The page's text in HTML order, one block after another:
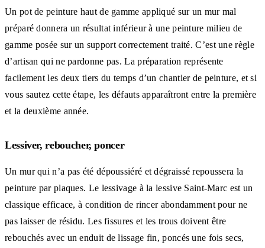
Un pot de peinture haut de gamme appliqué sur un mur mal
préparé donnera un résultat inférieur à une peinture milieu de
gamme posée sur un support correctement traité. C’est une règle
d’artisan qui ne pardonne pas. La préparation représente
facilement les deux tiers du temps d’un chantier de peinture, et si
vous sautez cette étape, les défauts apparaîtront entre la première
et la deuxième année.
Lessiver, reboucher, poncer
Un mur qui n’a pas été dépoussiéré et dégraissé repoussera la
peinture par plaques. Le lessivage à la lessive Saint-Marc est un
classique efficace, à condition de rincer abondamment pour ne
pas laisser de résidu. Les fissures et les trous doivent être
rebouchés avec un enduit de lissage fin, poncés une fois secs,